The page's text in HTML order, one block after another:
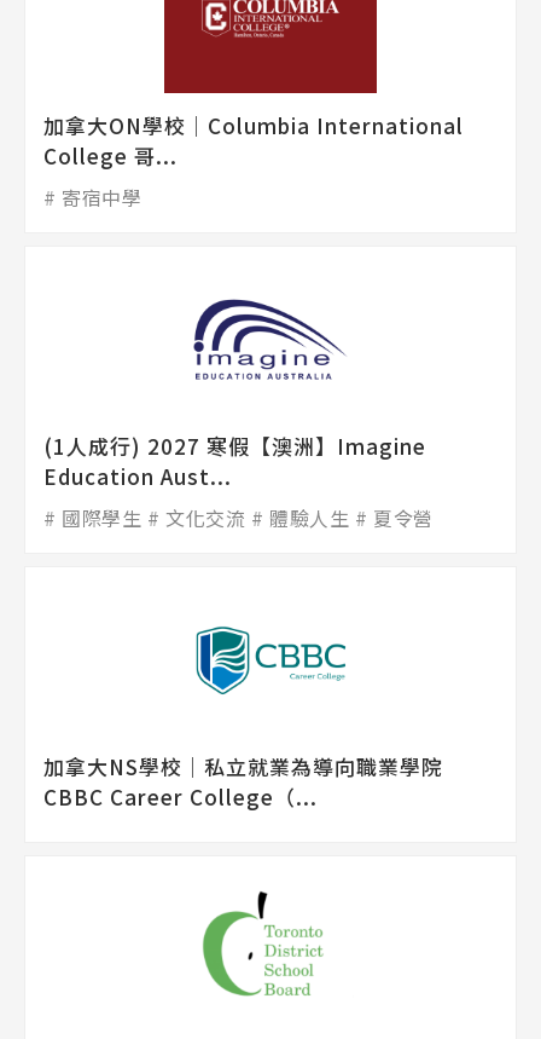
加拿大ON學校│Columbia International
College 哥...
寄宿中學
(1人成行) 2027 寒假【澳洲】Imagine
Education Aust...
國際學生 文化交流 體驗人生 夏令營
加拿大NS學校│私立就業為導向職業學院
CBBC Career College（...